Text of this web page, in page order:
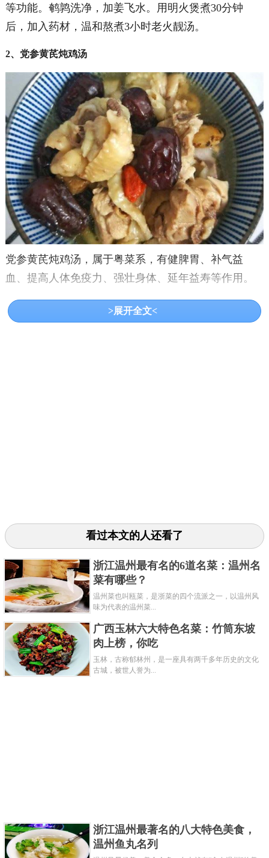
等功能。鹌鹑洗净，加姜飞水。用明火煲煮30分钟
后，加入药材，温和熬煮3小时老火靓汤。
2、党参黄芪炖鸡汤
党参黄芪炖鸡汤，属于粤菜系，有健脾胃、补气益
血、提高人体免疫力、强壮身体、延年益寿等作用。
3、客家娘酒鸡
寒，补血之功效，所以客家人对娘酒鸡颇为钟爱。
关键字：美食 靓汤
共3页: 上一页 1 2 3
>展开全文<
看过本文的人还看了
浙江温州最有名的6道名菜：温州名
菜有哪些？
温州菜也叫瓯菜，是浙菜的四个流派之一，以温州风
味为代表的温州菜...
广西玉林六大特色名菜：竹筒东坡
肉上榜，你吃
玉林，古称郁林州，是一座具有两千多年历史的文化
古城，被世人誉为...
浙江温州最著名的八大特色美食，
温州鱼丸名列